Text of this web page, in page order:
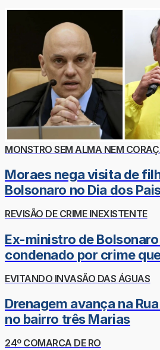
MONSTRO SEM ALMA NEM
Moraes nega visita de
Bolsonaro no Dia dos
REVISÃO DE CRIME INEXISTENTE
Ex-ministro de
condenado por crime
EVITANDO INVASÃO DAS ÁGUAS
Drenagem avança na
no bairro três Marias
24º COMARCA DE RO